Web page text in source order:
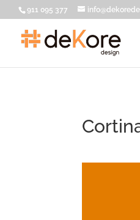
911 095 377